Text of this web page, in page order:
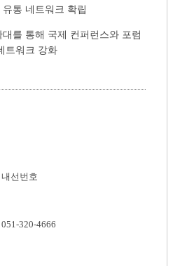
통 네트워크 확립
를 통해 국제 컨퍼런스와 포럼
트워크 강화
내선번호
051-320-4666